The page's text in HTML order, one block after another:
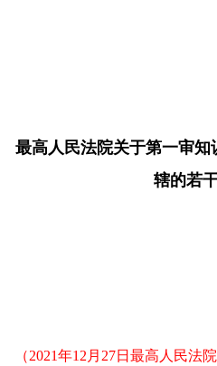
最高人民法院关于第一审
辖的若
（2021年12月27日最高人民法